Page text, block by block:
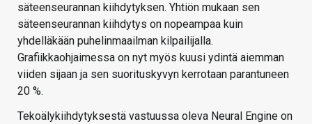
säteenseurannan kiihdytyksen. Yhtiön mukaan sen
säteenseurannan kiihdytys on nopeampaa kuin
yhdelläkään puhelinmaailman kilpailijalla.
Grafiikkaohjaimessa on nyt myös kuusi ydintä aiemman
viiden sijaan ja sen suorituskyvyn kerrotaan parantuneen
20 %.
Tekoälykiihdytyksestä vastuussa oleva Neural Engine on